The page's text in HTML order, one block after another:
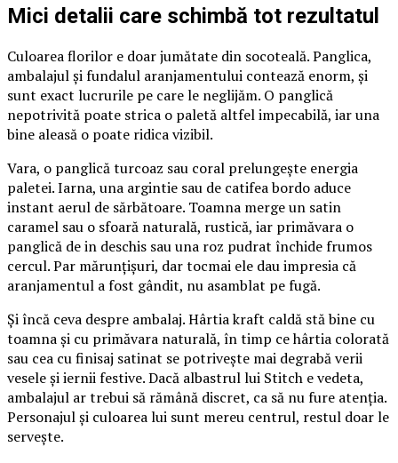
Mici detalii care schimbă tot rezultatul
Culoarea florilor e doar jumătate din socoteală. Panglica,
ambalajul și fundalul aranjamentului contează enorm, și
sunt exact lucrurile pe care le neglijăm. O panglică
nepotrivită poate strica o paletă altfel impecabilă, iar una
bine aleasă o poate ridica vizibil.
Vara, o panglică turcoaz sau coral prelungește energia
paletei. Iarna, una argintie sau de catifea bordo aduce
instant aerul de sărbătoare. Toamna merge un satin
caramel sau o sfoară naturală, rustică, iar primăvara o
panglică de in deschis sau una roz pudrat închide frumos
cercul. Par mărunțișuri, dar tocmai ele dau impresia că
aranjamentul a fost gândit, nu asamblat pe fugă.
Și încă ceva despre ambalaj. Hârtia kraft caldă stă bine cu
toamna și cu primăvara naturală, în timp ce hârtia colorată
sau cea cu finisaj satinat se potrivește mai degrabă verii
vesele și iernii festive. Dacă albastrul lui Stitch e vedeta,
ambalajul ar trebui să rămână discret, ca să nu fure atenția.
Personajul și culoarea lui sunt mereu centrul, restul doar le
servește.